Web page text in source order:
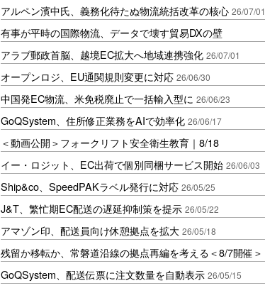
アルペン濱中氏、義務化待たぬ物流統括改革の核心 26/07/01
有事が平時の国際物流、データで壊す貿易DXの壁
アラブ郵政首脳、越境EC拡大へ地域連携強化 26/07/01
オープンロジ、EU通関規則変更に対応 26/06/30
中国発EC物流、米免税廃止で一括輸入型に 26/06/23
GoQSystem、住所修正業務をAIで効率化 26/06/17
＜動画公開＞フォークリフト安全衛生教育｜8/18
イー・ロジット、EC出荷で個別同梱サービス開始 26/06/03
Ship&co、SpeedPAKラベル発行に対応 26/05/25
J&T、繁忙期EC配送の遅延抑制策を提示 26/05/22
アマゾン印、配送員向け休憩拠点を拡大 26/05/18
残留か移転か、常磐道沿線の拠点再編を考える＜8/7開催＞
GoQSystem、配送伝票に注文数量を自動表示 26/05/15